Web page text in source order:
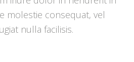
molestie consequat, vel
nulla facilisis.